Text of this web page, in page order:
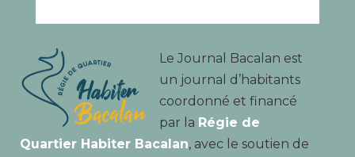
Le Journal Bacalan est
un journal d’habitants
coordonné et financé
par la Régie de
Quartier Habiter Bacalan, avec le soutien de